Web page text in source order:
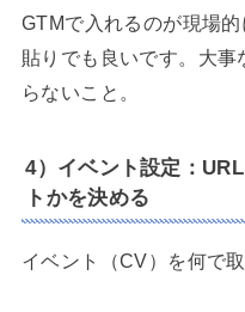
GTMで入れるのが現場
貼りでも良いです。大
らないこと。
4）イベント設定：
トかを決める
イベント（CV）を何で